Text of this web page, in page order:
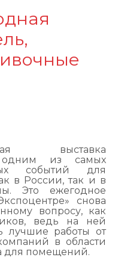
выставка
одним из самых
событий для
в России, так и в
Это ежегодное
снова
вопросу, как
ведь на ней
лучшие работы от
в области
для помещений.